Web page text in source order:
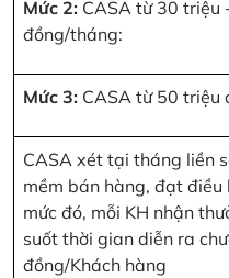
Mức 2: CASA từ 30 triệu
đồng/tháng:
Mức 3: CASA từ 50 triệu
CASA xét tại tháng liền
mềm bán hàng, đạt điều
mức đó, mỗi KH nhận
suốt thời gian diễn ra
đồng/Khách hàng